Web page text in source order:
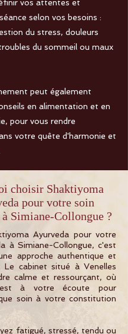
vos attentes et
selon vos besoins :
du stress, douleurs
du sommeil ou maux
peut également
en alimentation et en
pour vous rendre
votre quête d'harmonie et
choisir Shaktiyoma
pour votre soin
Simiane-Collongue ?
Ayurveda pour votre
à Simiane-Collongue, c'est
approche authentique et
Le cabinet situé à Venelles
calme et ressourçant, où
est à votre écoute pour
soin à votre constitution
fatigué, stressé, tendu ou